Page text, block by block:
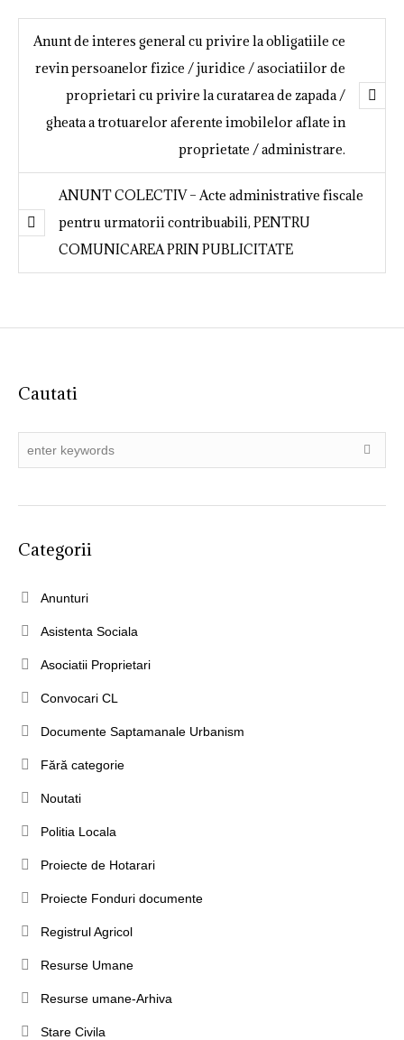
Anunt de interes general cu privire la obligatiile ce
revin persoanelor fizice / juridice / asociatiilor de
proprietari cu privire la curatarea de zapada /
gheata a trotuarelor aferente imobilelor aflate in
proprietate / administrare.
ANUNT COLECTIV – Acte administrative fiscale
pentru urmatorii contribuabili, PENTRU
COMUNICAREA PRIN PUBLICITATE
Cautati
Categorii
Anunturi
Asistenta Sociala
Asociatii Proprietari
Convocari CL
Documente Saptamanale Urbanism
Fără categorie
Noutati
Politia Locala
Proiecte de Hotarari
Proiecte Fonduri documente
Registrul Agricol
Resurse Umane
Resurse umane-Arhiva
Stare Civila